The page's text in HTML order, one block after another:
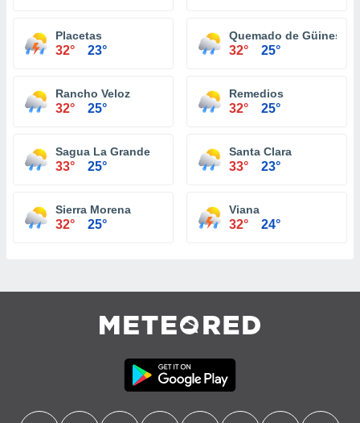
Placetas
32° 23°
Quemado de Güines
32° 25°
Rancho Veloz
32° 25°
Remedios
32° 25°
Sagua La Grande
33° 25°
Santa Clara
33° 23°
Sierra Morena
32° 25°
Viana
32° 24°